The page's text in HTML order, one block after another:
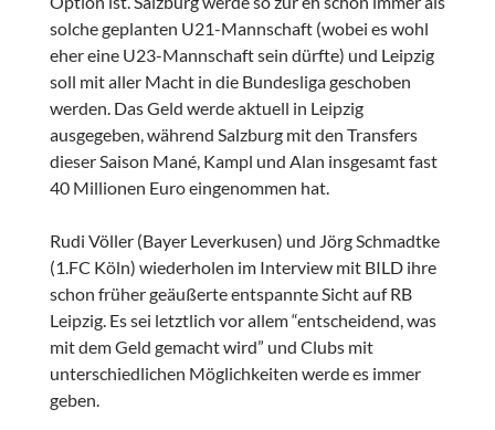
solche geplanten U21-Mannschaft (wobei es wohl
eher eine U23-Mannschaft sein dürfte) und Leipzig
soll mit aller Macht in die Bundesliga geschoben
werden. Das Geld werde aktuell in Leipzig
ausgegeben, während Salzburg mit den Transfers
dieser Saison Mané, Kampl und Alan insgesamt fast
40 Millionen Euro eingenommen hat.
Rudi Völler (Bayer Leverkusen) und Jörg Schmadtke
(1.FC Köln) wiederholen im Interview mit BILD ihre
schon früher geäußerte entspannte Sicht auf RB
Leipzig. Es sei letztlich vor allem “entscheidend, was
mit dem Geld gemacht wird” und Clubs mit
unterschiedlichen Möglichkeiten werde es immer
geben.